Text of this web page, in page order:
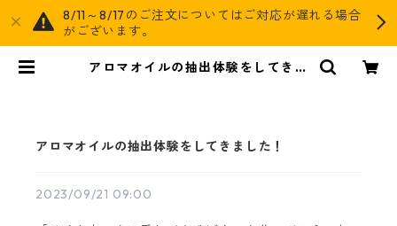
8/11～8/17のご注文についてはご対応が遅れる場合
がございます。
アロマオイルの抽出体験をしてきま
アロマオイルの抽出体験をしてきました！
2023/09/21 09:00